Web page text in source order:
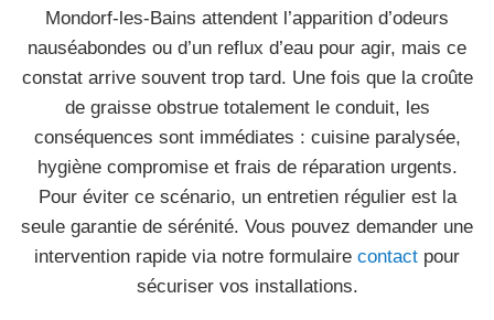
Mondorf-les-Bains attendent l’apparition d’odeurs
nauséabondes ou d’un reflux d’eau pour agir, mais ce
constat arrive souvent trop tard. Une fois que la croûte
de graisse obstrue totalement le conduit, les
conséquences sont immédiates : cuisine paralysée,
hygiène compromise et frais de réparation urgents.
Pour éviter ce scénario, un entretien régulier est la
seule garantie de sérénité. Vous pouvez demander une
intervention rapide via notre formulaire contact pour
sécuriser vos installations.